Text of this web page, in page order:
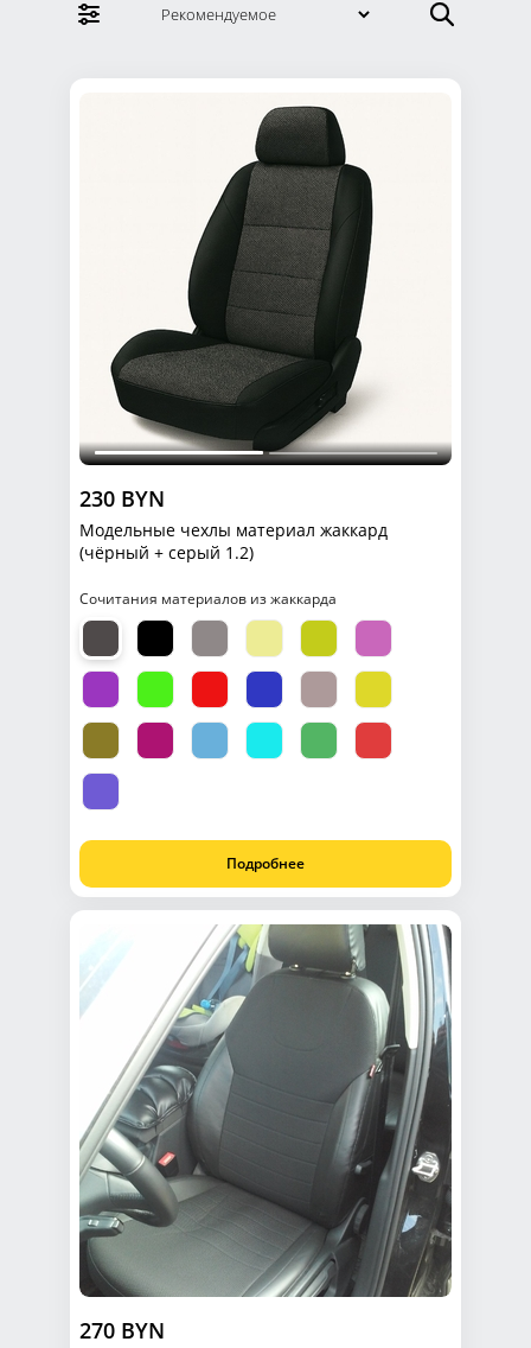
230 BYN
Модельные чехлы материал жаккард
(чёрный + серый 1.2)
Сочитания материалов из жаккарда
Подробнее
270 BYN